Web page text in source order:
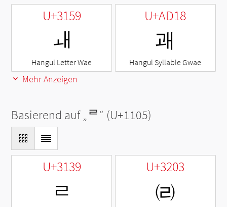
U+3159
ㅙ
Hangul Letter Wae
U+AD18
괘
Hangul Syllable Gwae
Mehr Anzeigen
Basierend auf „ᄅ“ (U+1105)
U+3139
ㄹ
U+3203
㈃